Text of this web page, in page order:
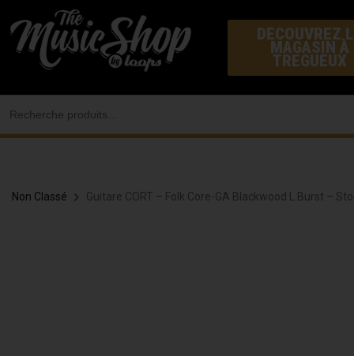
au
contenu
DECOUVREZ
MAGASIN À
TREGUEUX
Non Classé Guitare CORT – Folk Core-GA Blackwood L.Burst –